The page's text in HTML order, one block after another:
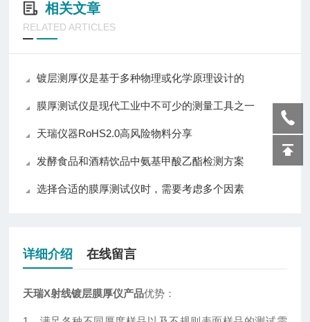
相关文章
RELATED ARTICLES
镀层测厚仪是基于多种物理或化学原理设计的
膜厚测试仪是现代工业中不可少的测量工具之一
天瑞仪器RoHS2.0高风险物料分享
发酵食品和酒精饮品中氨基甲酸乙酯检测方案
选择合适的膜厚测试仪时，需要考虑多个因素
详细介绍 在线留言
天瑞X射线镀层膜厚仪产品优势：